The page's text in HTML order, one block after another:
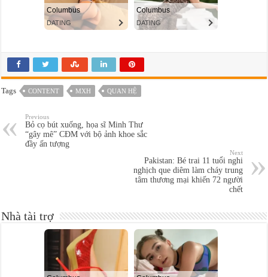
Tags CONTENT MXH QUAN HỆ
Previous
Bỏ cọ bút xuống, họa sĩ Minh Thư
“gây mê” CĐM với bộ ảnh khoe sắc
đầy ấn tượng
Next
Pakistan: Bé trai 11 tuổi nghi
nghịch que diêm làm cháy trung
tâm thương mại khiến 72 người
chết
Nhà tài trợ